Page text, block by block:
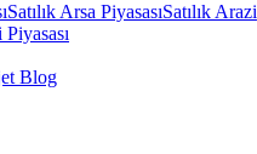
Satılık Arsa PiyasasıSatılık Arazi
Piyasası
Blog